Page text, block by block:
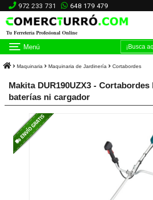
972 233 731 648 179 479
Tu Ferretería Profesional Online
Menú
Maquinaria Maquinaria de Jardinería Cortabordes
Makita DUR190UZX3 - Cortabordes
baterías ni cargador